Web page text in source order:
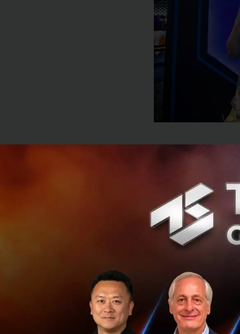
ในเดือนมีนาคมที่ผ่าน
สินค้า อาทิเช่น เสื้อผ้
cart ได้
โดยบริการใหม่ที่กำลัง
มากขึ้น ไม่ต้องให้ผู้ใ
login ด้วย Alipay
คือ
จ้องมองไปที่จุดจุ